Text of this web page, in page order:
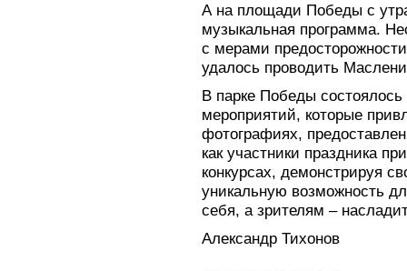
А на площади Победы с
музыкальная программа.
с мерами
удалось проводить
В парке Победы состоялось
мероприятий, которые
фотографиях,
как участники праздника
конкурсах, демонстрируя
уникальную возможность
себя, а зрителям –
Александр Тихонов